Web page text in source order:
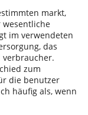
markt,
wesentliche
im verwendeten
das
zum
die benutzer
häufig als, wenn